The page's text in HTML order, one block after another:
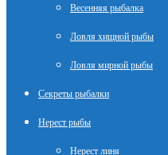
Весенняя рыбалка
Ловля хищной рыбы
Ловля мирной рыбы
Секреты рыбалки
Нерест рыбы
Нерест линя